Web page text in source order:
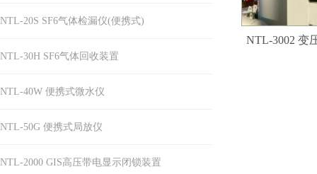
NTL-20S SF6气体检漏仪(便携式)
NTL-30H SF6气体回收装置
NTL-40W 便携式微水仪
NTL-50G 便携式局放仪
NTL-2000 GIS高压带电显示闭锁装置
NTL-3002 变